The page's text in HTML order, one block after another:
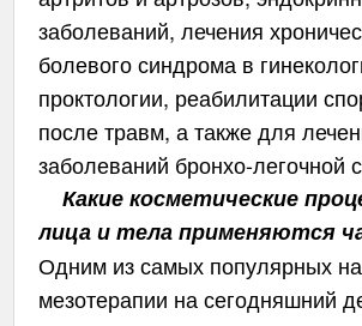
заболеваний, лечения
болевого синдрома в
проктологии, реабилитации
после травм, а также для
заболеваний бронхо-легочной
Какие косметические
лица и тела применяются
Одним из самых популярных
мезотерапии на сегодняшний